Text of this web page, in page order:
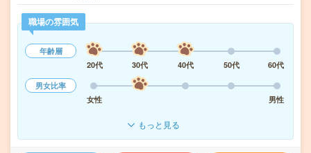
職場の雰囲気
年齢層
20代
30代 40代 50代
60代
男女比率
女性
男性
もっと見る